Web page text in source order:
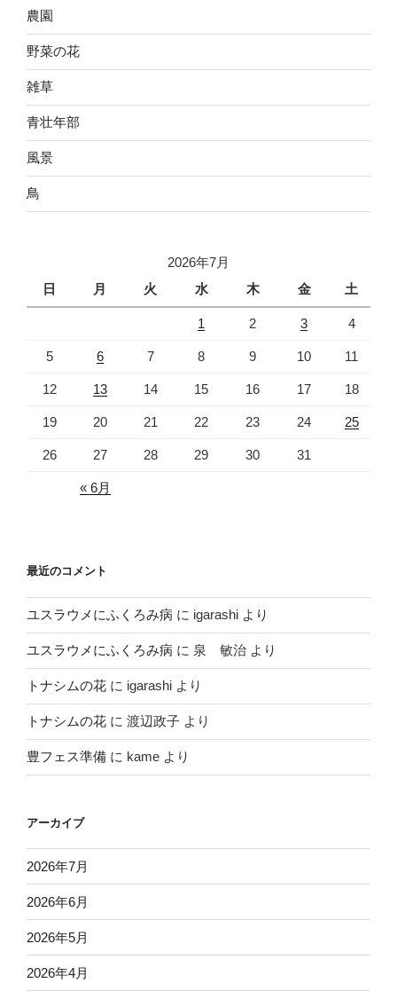
農園
野菜の花
雑草
青壮年部
風景
鳥
2026年7月
日
月 火 水 木 金 土
1 2 3 4
5 6 7 8 9 10 11
12 13 14 15 16 17 18
19 20 21 22 23 24 25
26 27 28 29 30 31
« 6月
最近のコメント
ユスラウメにふくろみ病 に igarashi より
ユスラウメにふくろみ病 に 泉 敏治 より
トナシムの花 に igarashi より
トナシムの花 に 渡辺政子 より
豊フェス準備 に kame より
アーカイブ
2026年7月
2026年6月
2026年5月
2026年4月